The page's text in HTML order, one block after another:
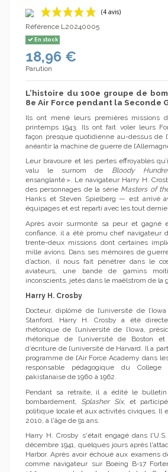
(4 avis)
Référence L20240005
En stock
18,96 €
Parution
L’histoire du 100e groupe de
8e Air Force pendant la Seconde
Ils ont mené leurs premières missions
printemps 1943. Ils ont fait voler leurs
façon presque quotidienne au-dessus de
anéantir la machine de guerre de
Leur bravoure et les pertes effroyables
valu le surnom de
Bloody
ensanglanté ». Le navigateur Harry H.
des personnages de la série Masters of
Hanks et Steven Spielberg — est arrivé
équipages et est reparti avec les tout
Après avoir surmonté sa peur et gagné
confiance, il a été promu chef navigateur
trente-deux missions dont certaines
mille avions. Dans ses mémoires de
d’action, il nous fait pénétrer dans le
aviateurs, une bande de gamins
inconscients, jetés dans le maëlstrom de la
Harry H. Crosby
Docteur, diplômé de l’université de
Stanford, Harry H. Crosby a été
rhétorique de l’université de l’Iowa,
rhétorique de l’université de Boston
d’écriture de l’université de Harvard. Il a
programme de l’Air Force Academy dans
responsable pédagogique du
pakistanaise de 1960 à 1962.
Pendant sa retraite, il a édité le
bombardement, Splasher Six, et
politique locale et aux activités civiques. Il
2010, à l'âge de 91 ans.
Harry H. Crosby s'était engagé dans
décembre 1941, quelques jours après
Harbor. Après avoir échoué aux examens
comme navigateur sur Boeing B-17